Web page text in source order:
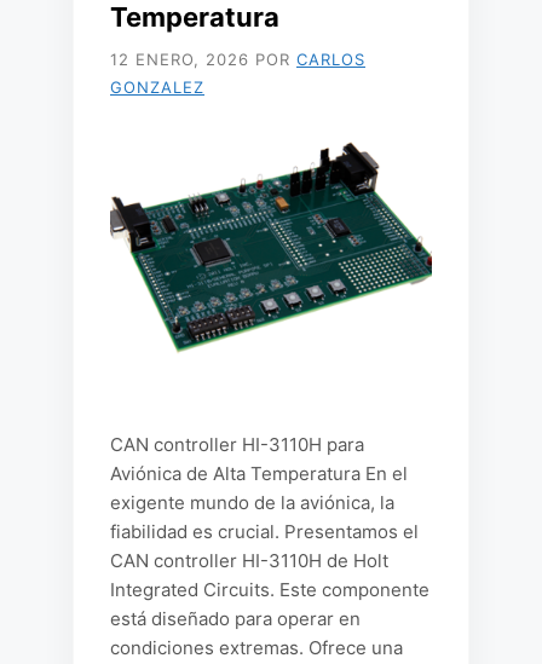
Temperatura
12 ENERO, 2026 POR CARLOS
GONZALEZ
CAN controller HI-3110H para
Aviónica de Alta Temperatura En el
exigente mundo de la aviónica, la
fiabilidad es crucial. Presentamos el
CAN controller HI-3110H de Holt
Integrated Circuits. Este componente
está diseñado para operar en
condiciones extremas. Ofrece una